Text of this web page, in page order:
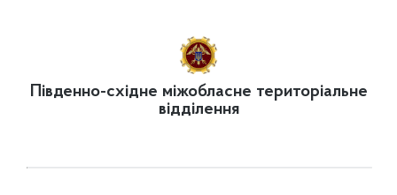
Південно-східне міжобласне територіальне
відділення